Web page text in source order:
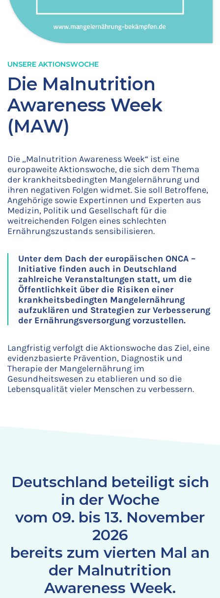
UNSERE AKTIONSWOCHE
Die Malnutrition
Awareness Week
(MAW)
Die „Malnutrition Awareness Week“ ist eine
europaweite Aktionswoche, die sich dem Thema
der krankheitsbedingten Mangelernährung und
ihren negativen Folgen widmet. Sie soll Betroffene,
Angehörige sowie Expertinnen und Experten aus
Medizin, Politik und Gesellschaft für die
weitreichenden Folgen eines schlechten
Ernährungszustands sensibilisieren.
Unter dem Dach der europäischen ONCA –
Initiative finden auch in Deutschland
zahlreiche Veranstaltungen statt, um die
Öffentlichkeit über die Risiken einer
krankheitsbedingten Mangelernährung
aufzuklären und Strategien zur Verbesserung
der Ernährungsversorgung vorzustellen.
Langfristig verfolgt die Aktionswoche das Ziel, eine
evidenzbasierte Prävention, Diagnostik und
Therapie der Mangelernährung im
Gesundheitswesen zu etablieren und so die
Lebensqualität vieler Menschen zu verbessern.
Deutschland beteiligt sich
in der Woche
vom 09. bis 13. November
2026
bereits zum vierten Mal an
der Malnutrition
Awareness Week.